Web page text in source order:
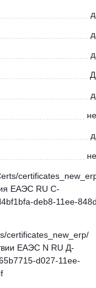
ЕАЭС RU С-
deb8-11ee-
certificates_new_erp/
ЕАЭС N RU Д-
d027-11ee-